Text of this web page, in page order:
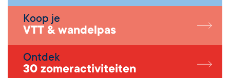
Koop je
VTT & wandelpas
Ontdek
30 zomeractiviteiten